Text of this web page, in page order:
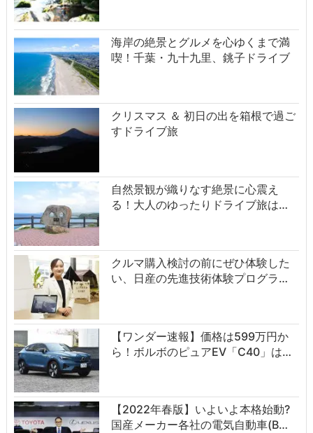
海岸の絶景とグルメを心ゆくまで満
喫！千葉・九十九里、銚子ドライブ
クリスマス ＆ 初日の出を箱根で過ご
すドライブ旅
自然景観が織りなす絶景に心震え
る！大人のゆったりドライブ旅は…
クルマ購入検討の前にぜひ体験した
い、日産の先進技術体験プログラ…
【ワンダー速報】価格は599万円か
ら！ボルボのピュアEV「C40」は…
【2022年春版】いよいよ本格始動?
国産メーカー各社の電気自動車(B…